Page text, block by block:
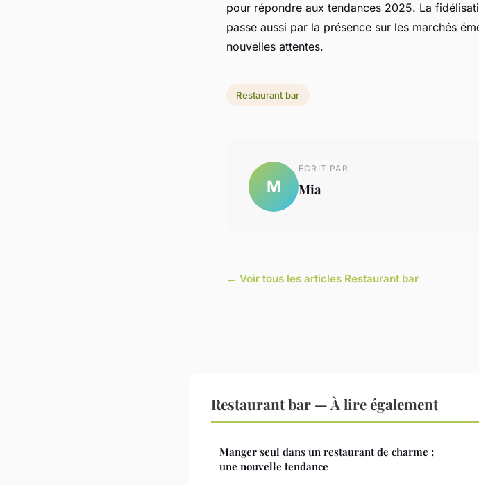
pour répondre aux tendances 2025. La
passe aussi par la présence sur les marchés
nouvelles attentes.
Restaurant bar
M
ECRIT PAR
Mia
← Voir tous les articles Restaurant bar
Restaurant bar — À lire également
Manger seul dans un restaurant de charme :
une nouvelle tendance